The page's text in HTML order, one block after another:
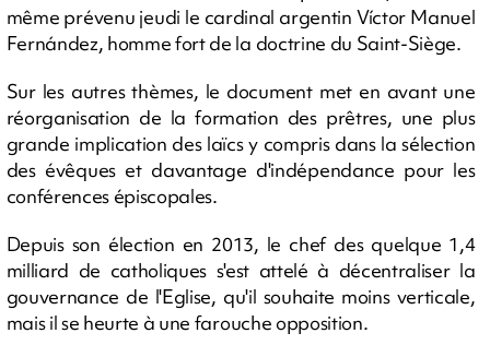
même prévenu jeudi le cardinal argentin Víctor Manuel
Fernández, homme fort de la doctrine du Saint-Siège.
Sur les autres thèmes, le document met en avant une
réorganisation de la formation des prêtres, une plus
grande implication des laïcs y compris dans la sélection
des évêques et davantage d'indépendance pour les
conférences épiscopales.
Depuis son élection en 2013, le chef des quelque 1,4
milliard de catholiques s'est attelé à décentraliser la
gouvernance de l'Eglise, qu'il souhaite moins verticale,
mais il se heurte à une farouche opposition.